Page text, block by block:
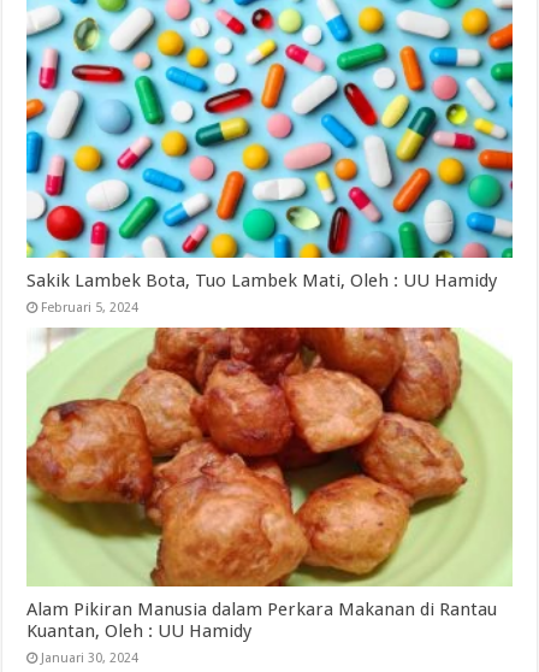
Sakik Lambek Bota, Tuo Lambek Mati, Oleh : UU Hamidy
Februari 5, 2024
Alam Pikiran Manusia dalam Perkara Makanan di Rantau
Kuantan, Oleh : UU Hamidy
Januari 30, 2024